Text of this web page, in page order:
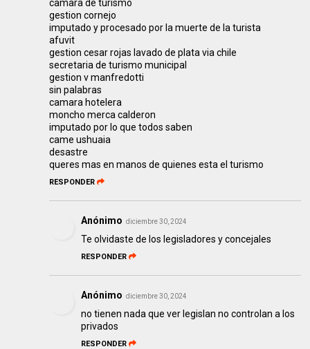
camara de turismo
gestion cornejo
imputado y procesado por la muerte de la turista
afuvit
gestion cesar rojas lavado de plata via chile
secretaria de turismo municipal
gestion v manfredotti
sin palabras
camara hotelera
moncho merca calderon
imputado por lo que todos saben
came ushuaia
desastre
queres mas en manos de quienes esta el turismo
RESPONDER
Anónimo diciembre 30, 2024
Te olvidaste de los legisladores y concejales
RESPONDER
Anónimo diciembre 30, 2024
no tienen nada que ver legislan no controlan a los
privados
RESPONDER